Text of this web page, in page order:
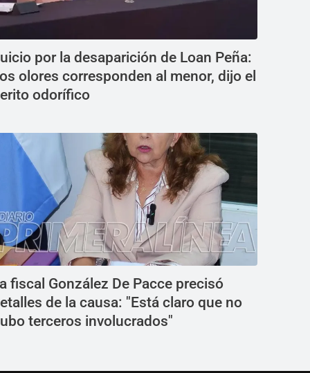
por la desaparición de Loan Peña:
olores corresponden al menor, dijo el
odorífico
fiscal González De Pacce precisó
de la causa: "Está claro que no
terceros involucrados"